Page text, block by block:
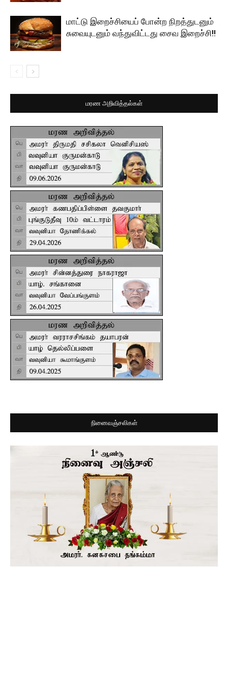
மாட்டு இறைச்சியைப் போன்ற நிறத்துடனும்
சுவையுடனும் வந்துவிட்டது சைவ இறைச்சி!!
மரண அறிவித்தல்கள்
நினைவஞ்சலிகள்